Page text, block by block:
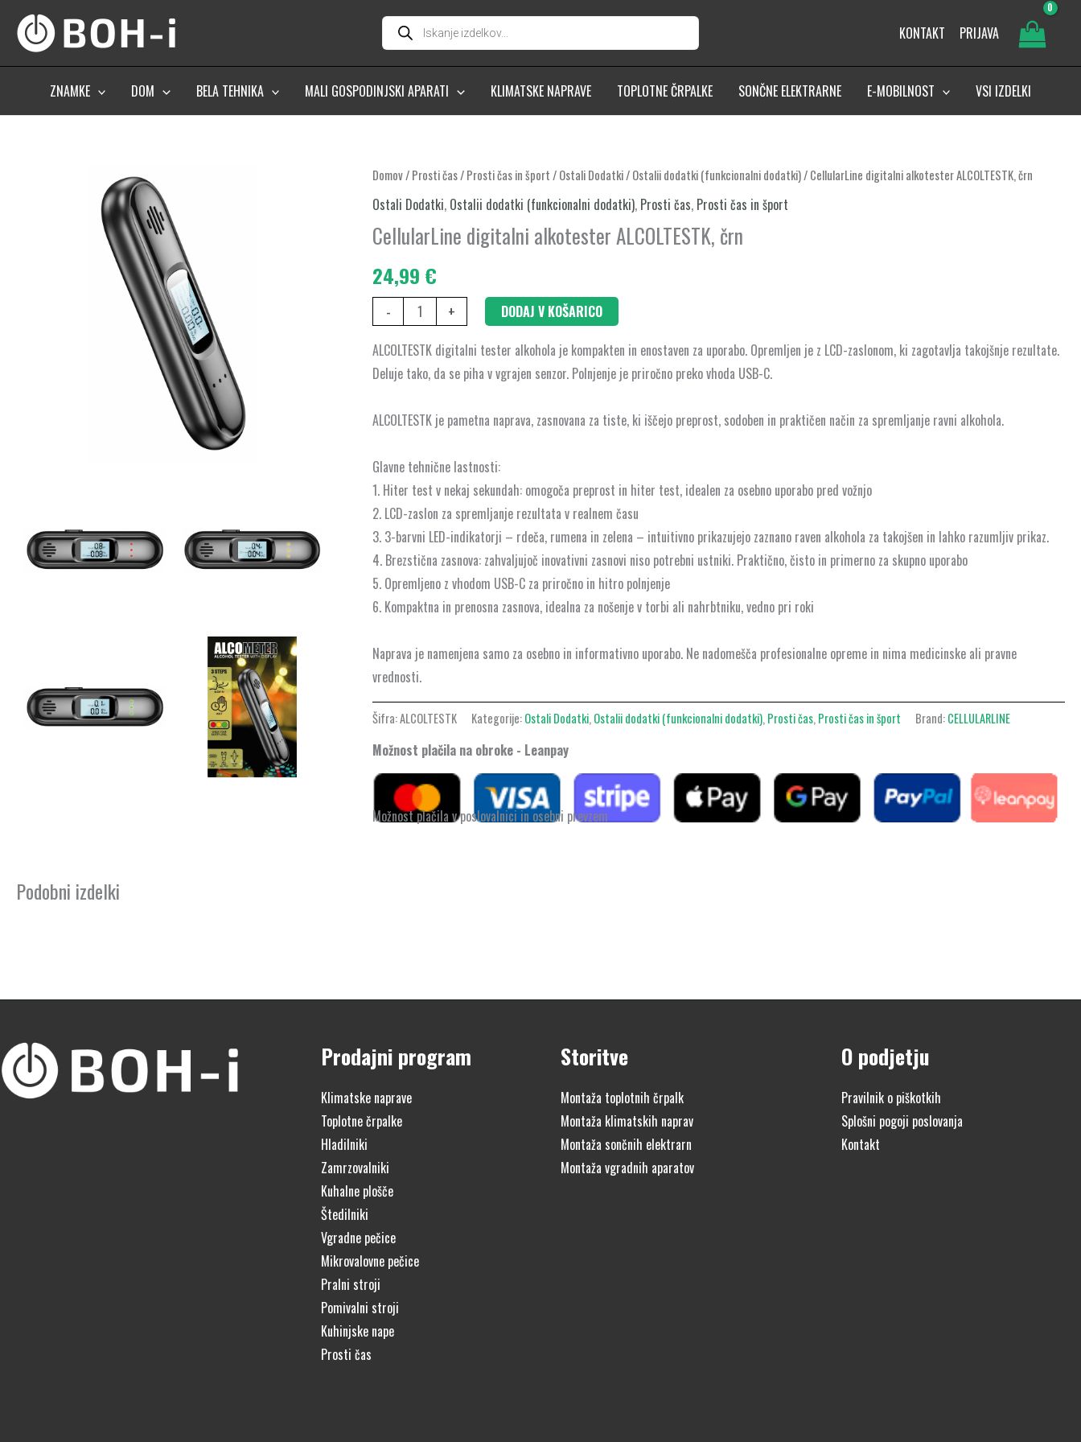
content
Products
search KONTAKT PRIJAVA
ZNAMKE DOM BELA TEHNIKA MALI GOSPODINJSKI APARATI KLIMATSKE NAPRAVE TOPLOTNE ČRPALKE SONČNE ELEKTRARNE E-MOBILNOST VSI IZDELKI
Domov/Prosti čas/Prosti čas in šport/Ostali Dodatki/Ostalii dodatki (funkcionalni dodatki)/ CellularLine digitalni alkotester ALCOLTESTK, črn
Ostali Dodatki, Ostalii dodatki (funkcionalni dodatki), Prosti čas, Prosti čas in šport
CellularLine digitalni alkotester ALCOLTESTK, črn
24,99 €
-
CellularLine
digitalni
ALCOLTESTK,
črn
količina
+
DODAJ V KOŠARICO
ALCOLTESTK digitalni tester alkohola je kompakten in enostaven za uporabo. Opremljen je z LCD-zaslonom, ki zagotavlja takojšnje rezultate.
Deluje tako, da se piha v vgrajen senzor. Polnjenje je priročno preko vhoda USB-C.
ALCOLTESTK je pametna naprava, zasnovana za tiste, ki iščejo preprost, sodoben in praktičen način za spremljanje ravni alkohola.
Glavne tehnične lastnosti:
1. Hiter test v nekaj sekundah: omogoča preprost in hiter test, idealen za osebno uporabo pred vožnjo
2. LCD-zaslon za spremljanje rezultata v realnem času
3. 3-barvni LED-indikatorji – rdeča, rumena in zelena – intuitivno prikazujejo zaznano raven alkohola za takojšen in lahko razumljiv prikaz.
4. Brezstična zasnova: zahvaljujoč inovativni zasnovi niso potrebni ustniki. Praktično, čisto in primerno za skupno uporabo
5. Opremljeno z vhodom USB-C za priročno in hitro polnjenje
6. Kompaktna in prenosna zasnova, idealna za nošenje v torbi ali nahrbtniku, vedno pri roki
Naprava je namenjena samo za osebno in informativno uporabo. Ne nadomešča profesionalne opreme in nima medicinske ali pravne
vrednosti.
Šifra:ALCOLTESTK Kategorije:Ostali Dodatki,Ostalii dodatki (funkcionalni dodatki),Prosti čas,Prosti čas in šport Brand:CELLULARLINE
Možnost plačila na obroke - Leanpay
Možnost plačila v poslovalnici in osebni prevzem
Podobni izdelki
Prodajni program
Klimatske naprave
Toplotne črpalke
Hladilniki
Zamrzovalniki
Kuhalne plošče
Štedilniki
Vgradne pečice
Mikrovalovne pečice
Pralni stroji
Pomivalni stroji
Kuhinjske nape
Prosti čas
Storitve
Montaža toplotnih črpalk
Montaža klimatskih naprav
Montaža sončnih elektrarn
Montaža vgradnih aparatov
O podjetju
Pravilnik o piškotkih
Splošni pogoji poslovanja
Kontakt